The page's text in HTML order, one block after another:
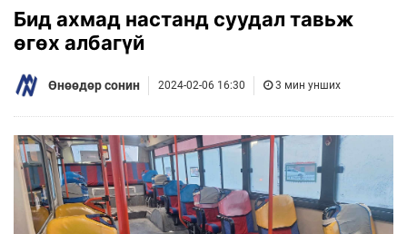
Бид ахмад настанд суудал тавьж
өгөх албагүй
Өнөөдөр сонин 2024-02-06 16:30 3 мин унших